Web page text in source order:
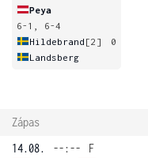
Peya
6-1, 6-4
Hildebrand [2]
0
Landsberg
Zápas
14.08.
--:--
F